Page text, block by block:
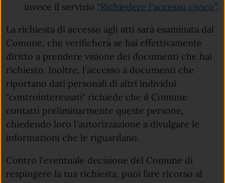
invece il servizio “Richiedere l'accesso civico”.
La richiesta di accesso agli atti sarà esaminata dal
Comune, che verificherà se hai effettivamente
diritto a prendere visione dei documenti che hai
richiesto. Inoltre, l'accesso a documenti che
riportano dati personali di altri individui
"controinteressati" richiede che il Comune
contatti preliminarmente queste persone,
chiedendo loro l'autorizzazione a divulgare le
informazioni che le riguardano.
Contro l'eventuale decisione del Comune di
respingere la tua richiesta, puoi fare ricorso al